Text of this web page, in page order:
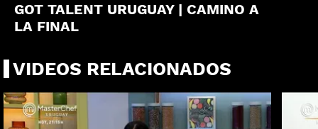
GOT TALENT URUGUAY | CAMINO A
LA FINAL
VIDEOS RELACIONADOS